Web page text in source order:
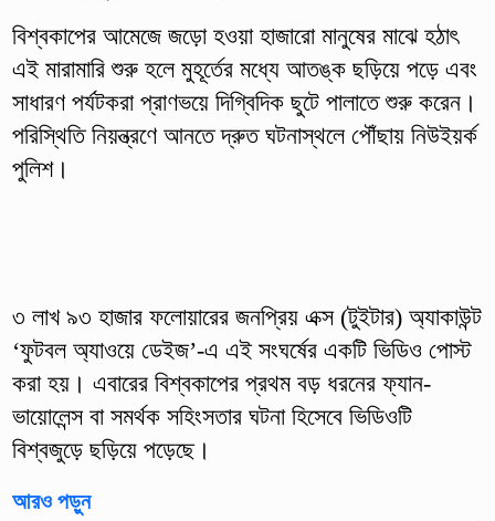
বিশ্বকাপের আমেজে জড়ো হওয়া হাজারো মানুষের মাঝে হঠাৎ
এই মারামারি শুরু হলে মুহূর্তের মধ্যে আতঙ্ক ছড়িয়ে পড়ে এবং
সাধারণ পর্যটকরা প্রাণভয়ে দিগ্বিদিক ছুটে পালাতে শুরু করেন।
পরিস্থিতি নিয়ন্ত্রণে আনতে দ্রুত ঘটনাস্থলে পৌঁছায় নিউইয়র্ক
পুলিশ।
৩ লাখ ৯৩ হাজার ফলোয়ারের জনপ্রিয় এক্স (টুইটার) অ্যাকাউন্ট
‘ফুটবল অ্যাওয়ে ডেইজ’-এ এই সংঘর্ষের একটি ভিডিও পোস্ট
করা হয়। এবারের বিশ্বকাপের প্রথম বড় ধরনের ফ্যান-
ভায়োলেন্স বা সমর্থক সহিংসতার ঘটনা হিসেবে ভিডিওটি
বিশ্বজুড়ে ছড়িয়ে পড়েছে।
আরও পড়ুন